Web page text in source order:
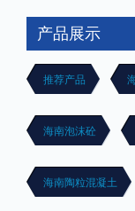
产品展示
推荐产品
海南泡沫砼
海南陶粒混凝土